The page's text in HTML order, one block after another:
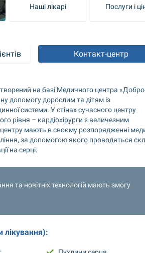
Наші лікарі Послуги і
Контакт-центр
на базі Медичного центра
допомогу дорослим та дітям із
системи. У стінах сучасного центру
рівня – кардіохірурги з величезним
мають в своєму розпорядженні
за допомогою якого проводяться
на серці.
та новітніх технологій мають змогу
лікування):